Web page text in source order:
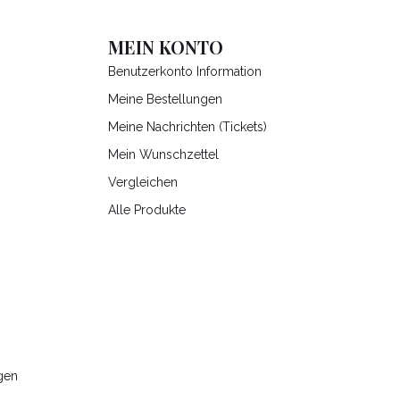
MEIN KONTO
Benutzerkonto Information
Meine Bestellungen
Meine Nachrichten (Tickets)
Mein Wunschzettel
Vergleichen
Alle Produkte